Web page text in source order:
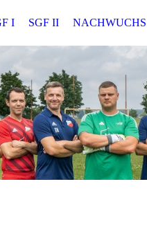
I SGF II NACHWUCHS